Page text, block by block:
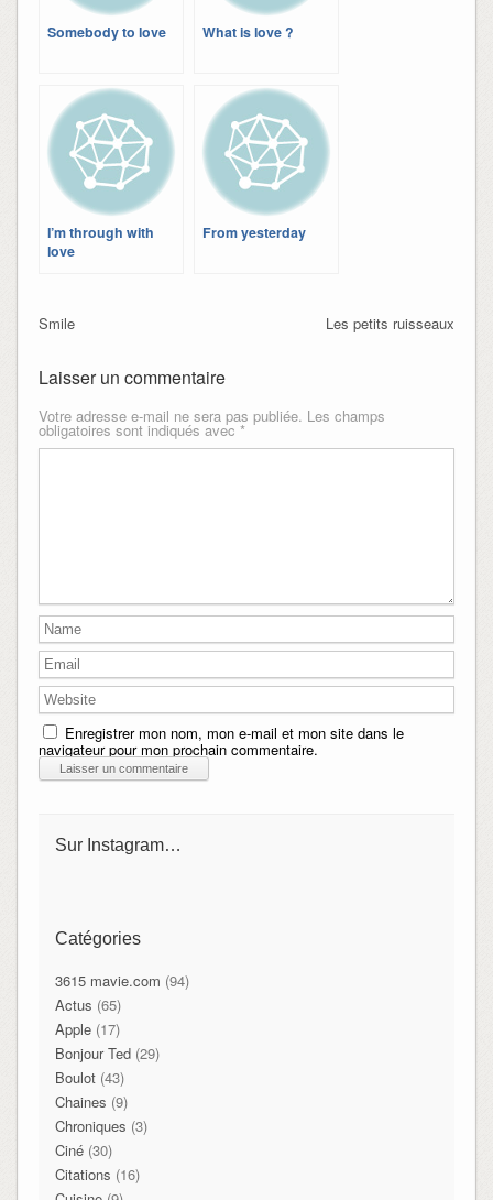
Somebody to love What is love ?
I’m through with
love
From yesterday
Les petits ruisseaux
Smile
Laisser un commentaire
Votre adresse e-mail ne sera pas publiée. Les champs
obligatoires sont indiqués avec *
Enregistrer mon nom, mon e-mail et mon site dans le
navigateur pour mon prochain commentaire.
Sur Instagram…
Catégories
3615 mavie.com (94)
Actus (65)
Apple(17)
Bonjour Ted(29)
Boulot(43)
Chaines (9)
Chroniques (3)
Ciné(30)
Citations (16)